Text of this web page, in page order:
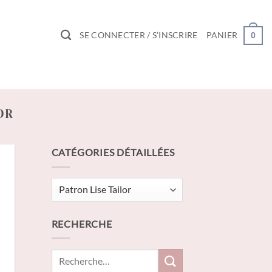
SE CONNECTER / S’INSCRIRE PANIER 0
CATÉGORIES DÉTAILLÉES
Catégories
RECHERCHE